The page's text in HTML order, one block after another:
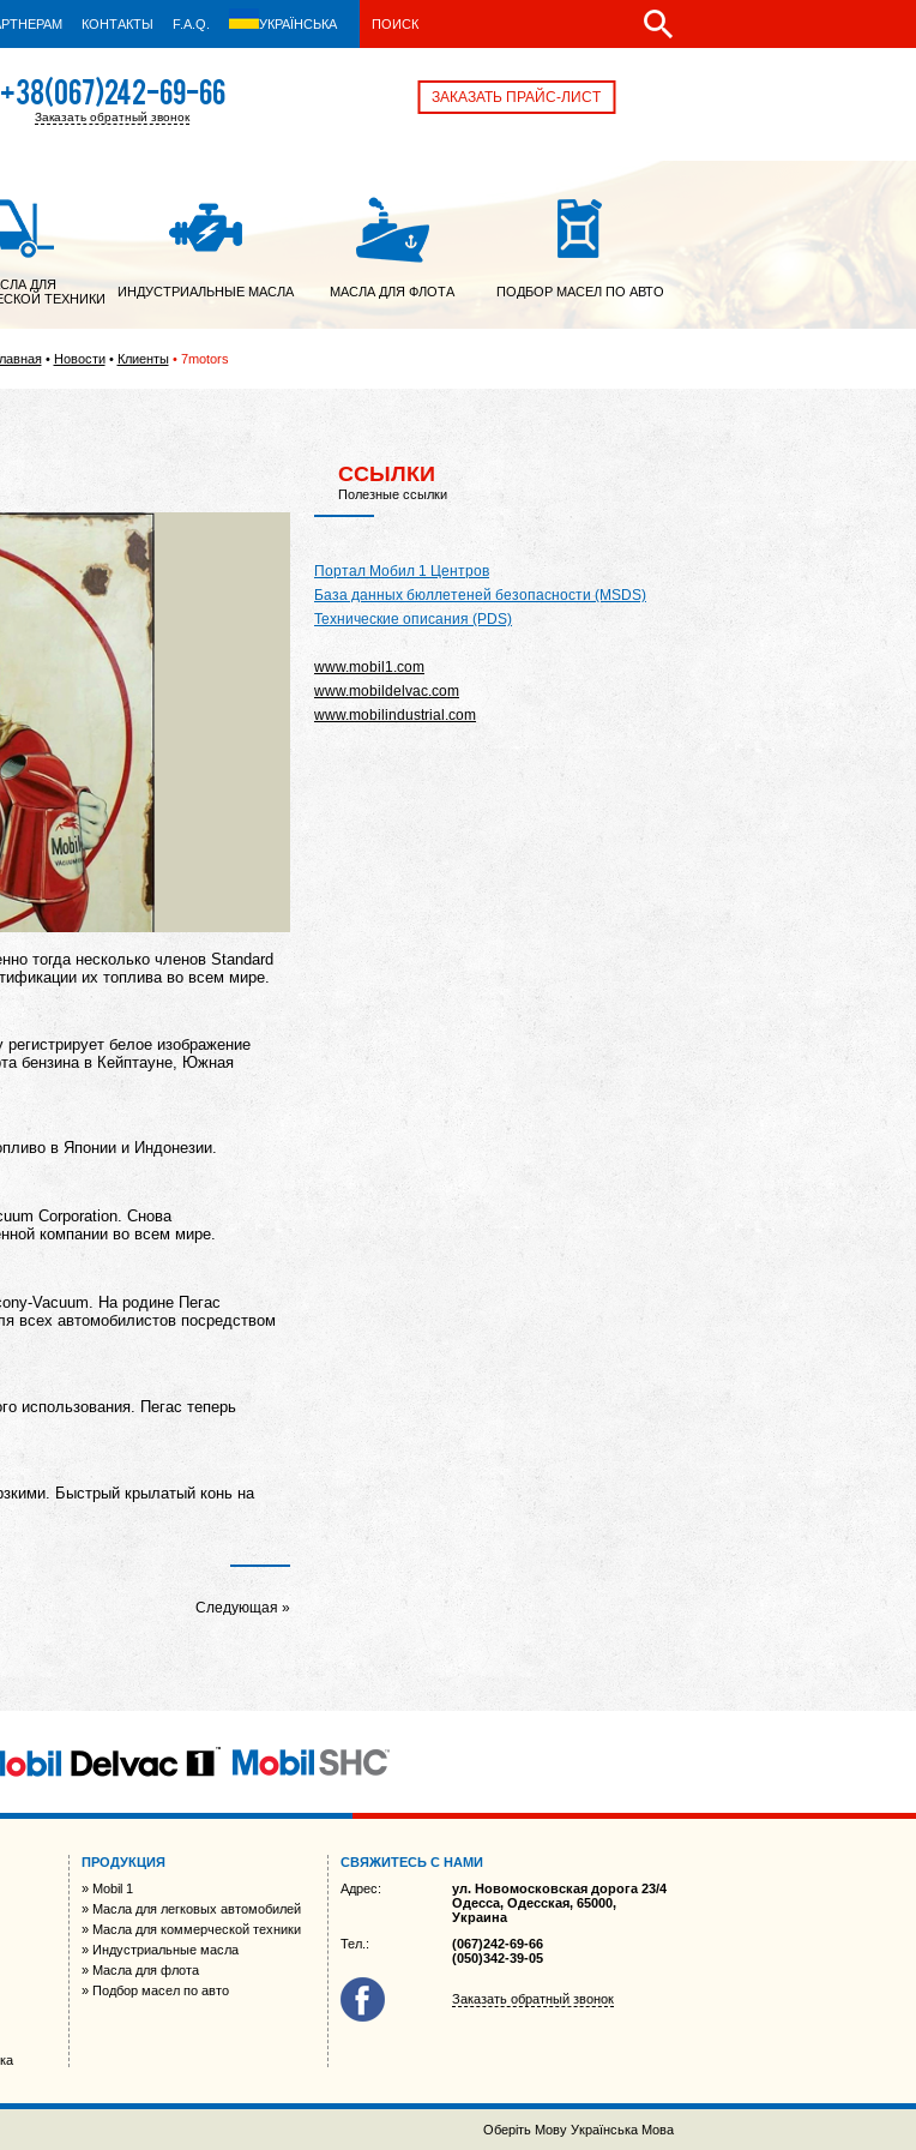
КОНТАКТЫ F.A.Q. УКРАЇНСЬКА
ЗАКАЗАТЬ ПРАЙС-ЛИСТ
+38(067)242-69-66
Заказать обратный звонок
ДЛЯ
ТЕХНИКИ
ИНДУСТРИАЛЬНЫЕ МАСЛА МАСЛА ДЛЯ ФЛОТА ПОДБОР МАСЕЛ ПО АВТО
Новости Клиенты 7motors
ССЫЛКИ
Полезные ссылки
Портал Мобил 1 Центров
База данных бюллетеней безопасности (MSDS)
Технические описания (PDS)
www.mobil1.com
www.mobildelvac.com
www.mobilindustrial.com
тогда несколько членов Standard
их топлива во всем мире.
белое изображение
бензина в Кейптауне, Южная
в Японии и Индонезии.
Corporation. Снова
компании во всем мире.
Vacuum. На родине Пегас
всех автомобилистов посредством
использования. Пегас теперь
Быстрый крылатый конь на
Следующая
ПРОДУКЦИЯ
Mobil 1
Масла для легковых автомобилей
Масла для коммерческой техники
Индустриальные масла
Масла для флота
Подбор масел по авто
СВЯЖИТЕСЬ С НАМИ
Адрес:
ул. Новомосковская дорога 23/4
Одесса, Одесская, 65000,
Украина
Тел.:
(067)242-69-66
(050)342-39-05
Заказать обратный звонок
Оберіть Мову Українська Мова